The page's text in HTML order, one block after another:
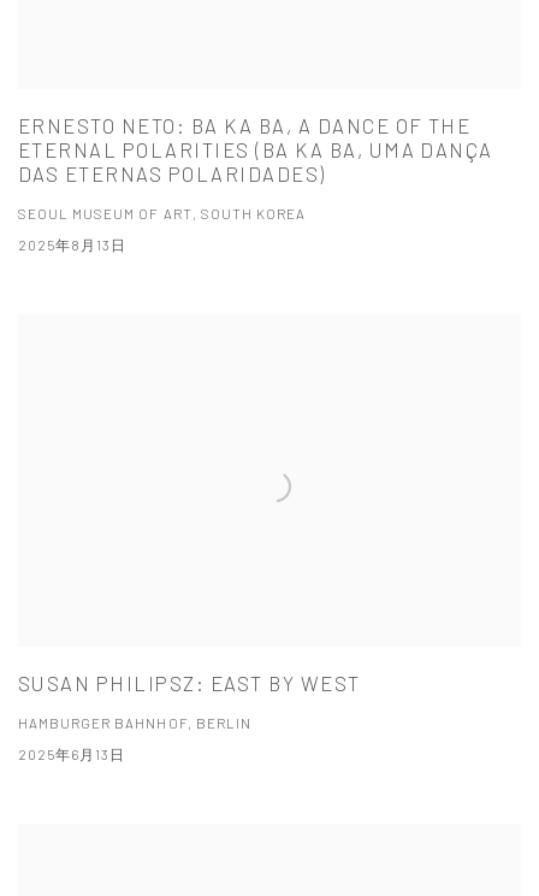
ERNESTO NETO: BA KA BA, A DANCE OF THE
ETERNAL POLARITIES (BA KA BA, UMA DANÇA
DAS ETERNAS POLARIDADES)
SEOUL MUSEUM OF ART, SOUTH KOREA
2025年8月13日
SUSAN PHILIPSZ: EAST BY WEST
HAMBURGER BAHNHOF, BERLIN
2025年6月13日